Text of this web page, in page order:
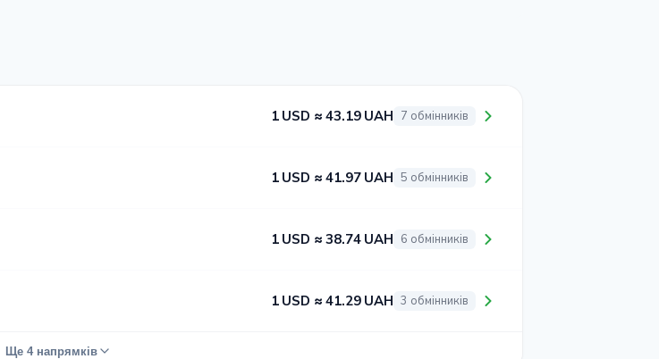
1 USD ≈ 43.19 UAH 7 обмінників
1 USD ≈ 41.97 UAH 5 обмінників
1 USD ≈ 38.74 UAH 6 обмінників
1 USD ≈ 41.29 UAH 3 обмінників
Ще 4 напрямків